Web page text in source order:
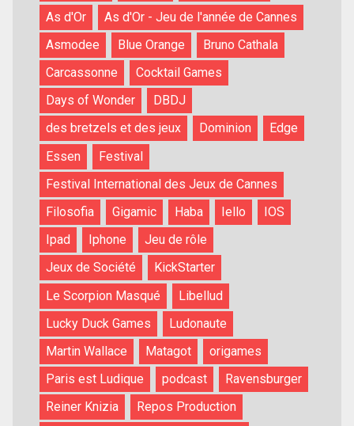
As d'Or
As d'Or - Jeu de l'année de Cannes
Asmodee
Blue Orange
Bruno Cathala
Carcassonne
Cocktail Games
Days of Wonder
DBDJ
des bretzels et des jeux
Dominion
Edge
Essen
Festival
Festival International des Jeux de Cannes
Filosofia
Gigamic Haba Iello
IOS
Ipad
Iphone
Jeu de rôle
Jeux de Société
KickStarter
Le Scorpion Masqué
Libellud
Lucky Duck Games
Ludonaute
Martin Wallace
Matagot
origames
Paris est Ludique
podcast
Ravensburger
Reiner Knizia
Repos Production